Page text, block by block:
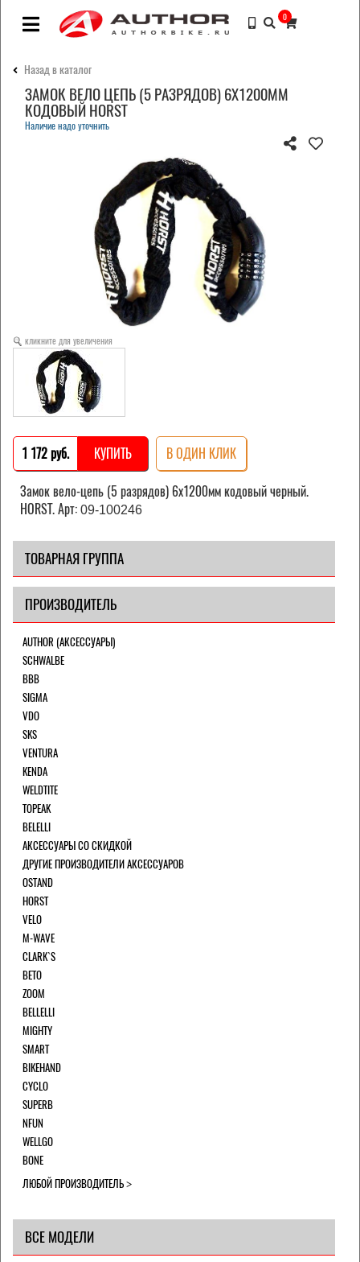
0
Назад в каталог
ЗАМОК ВЕЛО ЦЕПЬ (5 РАЗРЯДОВ) 6Х1200ММ
КОДОВЫЙ HORST
Наличие надо уточнить
кликните для увеличения
1 172 pуб. КУПИТЬ В ОДИН КЛИК
Замок вело-цепь (5 разрядов) 6х1200мм кодовый черный.
HORST. Арт: 09-100246
ТОВАРНАЯ ГРУППА
ПРОИЗВОДИТЕЛЬ
AUTHOR (АКСЕССУАРЫ)
SCHWALBE
BBB
SIGMA
VDO
SKS
VENTURA
KENDA
WELDTITE
TOPEAK
BELELLI
АКСЕССУАРЫ СО СКИДКОЙ
ДРУГИЕ ПРОИЗВОДИТЕЛИ АКСЕССУАРОВ
OSTAND
HORST
VELO
M-WAVE
CLARK`S
BETO
ZOOM
BELLELLI
MIGHTY
SMART
BIKEHAND
CYCLO
SUPERB
NFUN
WELLGO
BONE
ЛЮБОЙ ПРОИЗВОДИТЕЛЬ
ВСЕ МОДЕЛИ